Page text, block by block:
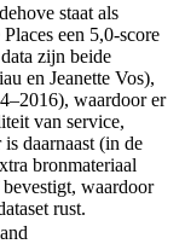
staat als
een 5,0-score
zijn beide
en Jeanette Vos),
waardoor er
van service,
daarnaast (in de
bronmateriaal
waardoor
rust.